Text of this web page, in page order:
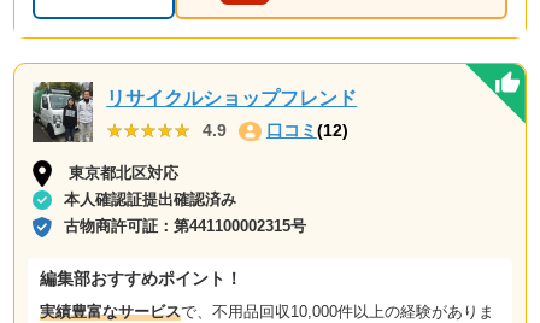
リサイクルショップフレンド
★★★★★
★★★★★ 4.9 口コミ (12)
東京都北区対応
本人確認証提出確認済み
古物商許可証：第441100002315号
編集部おすすめポイント！
実績豊富なサービスで、不用品回収10,000件以上の経験がありま